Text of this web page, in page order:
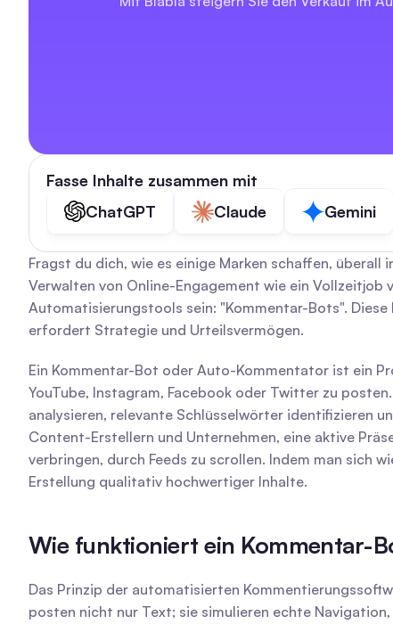
Fasse Inhalte zusammen mit
ChatGPT
Claude Gemini
Fragst du dich, wie es einige Marken schaffen,
Verwalten von Online-Engagement wie ein
Automatisierungstools sein: "Kommentar-Bots".
erfordert Strategie und Urteilsvermögen.
Ein Kommentar-Bot oder Auto-Kommentator ist ein
YouTube, Instagram, Facebook oder Twitter zu
analysieren, relevante Schlüsselwörter identifizieren
Content-Erstellern und Unternehmen, eine aktive
verbringen, durch Feeds zu scrollen. Indem man sich
Erstellung qualitativ hochwertiger Inhalte.
Wie funktioniert ein Kommentar-
Das Prinzip der automatisierten
posten nicht nur Text; sie simulieren echte